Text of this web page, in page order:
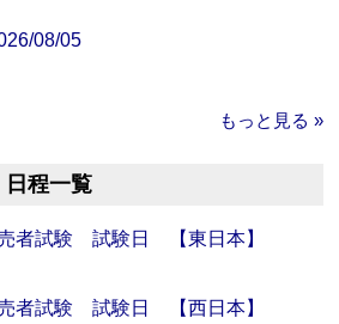
08/05
もっと見る »
日程一覧
者試験 試験日 【東日本】
者試験 試験日 【西日本】